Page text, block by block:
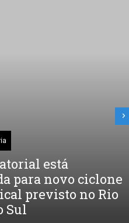
está
para novo ciclone
previsto no Rio
Sul